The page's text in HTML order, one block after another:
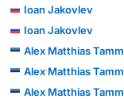
Ioan Jakovlev
Ioan Jakovlev
Alex Matthias Tamm
Alex Matthias Tamm
Alex Matthias Tamm